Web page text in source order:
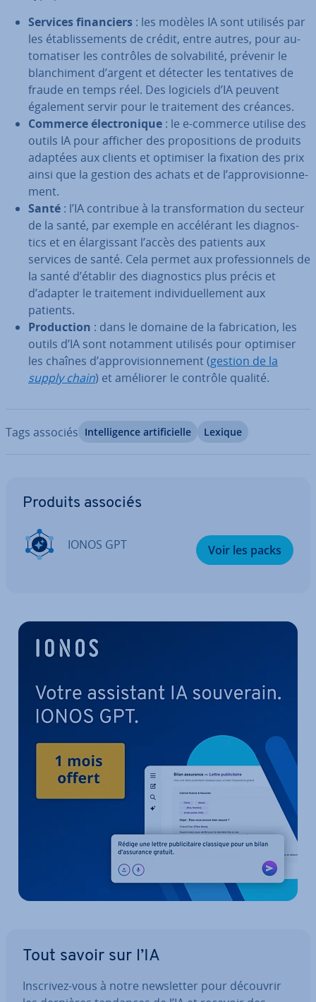
Services fi­nan­ciers : les modèles IA sont utilisés par
les éta­blis­se­ments de crédit, entre autres, pour au­
to­ma­ti­ser les contrôles de sol­va­bi­lité, prévenir le
blan­chi­ment d’argent et détecter les ten­ta­tives de
fraude en temps réel. Des logiciels d’IA peuvent
également servir pour le trai­te­ment des créances.
Commerce élec­tro­nique : le e-commerce utilise des
outils IA pour afficher des pro­po­si­tions de produits
adaptées aux clients et optimiser la fixation des prix
ainsi que la gestion des achats et de l’ap­pro­vi­sion­ne­
ment.
Santé : l’IA contribue à la trans­for­ma­tion du secteur
de la santé, par exemple en ac­cé­lé­rant les diag­nos­
tics et en élar­gis­sant l’accès des patients aux
services de santé. Cela permet aux pro­fes­sion­nels de
la santé d’établir des diag­nos­tics plus précis et
d’adapter le trai­te­ment in­di­vi­duel­le­ment aux
patients.
Pro­duc­tion : dans le domaine de la fa­bri­ca­tion, les
outils d’IA sont notamment utilisés pour optimiser
les chaînes d’ap­pro­vi­sion­ne­ment (gestion de la
supply chain) et améliorer le contrôle qualité.
Tags associés In­tel­li­gence ar­ti­fi­cielle Lexique
Produits associés
IONOS GPT Voir les packs
Tout savoir sur l’IA
Inscrivez-vous à notre news­let­ter pour découvrir